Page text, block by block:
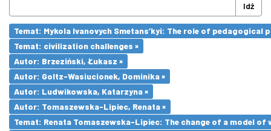
Idź
Temat: Mykola Ivanovych Smetans’kyi: The role of
Temat: civilization challenges ×
Autor: Brzeziński, Łukasz ×
Autor: Goltz-Wasiucionek, Dominika ×
Autor: Ludwikowska, Katarzyna ×
Autor: Tomaszewska-Lipiec, Renata ×
Temat: Renata Tomaszewska-Lipiec: The change of a model